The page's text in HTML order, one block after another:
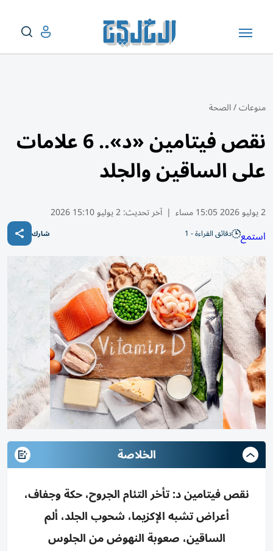
منوعات/الصحة
نقص فيتامين «د».. 6 علامات
على الساقين والجلد
2 يوليو 2026 15:05 مساء | آخر تحديث:2 يوليو 15:10 2026
استمع دقائق القراءة - 1 شارك
الخلاصة
نقص فيتامين د: تأخر التئام الجروح، حكة وجفاف،
أعراض تشبه الإكزيما، شحوب الجلد، ألم
الساقين، صعوبة النهوض من الجلوس